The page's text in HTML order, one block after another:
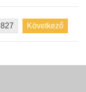
827 Következő